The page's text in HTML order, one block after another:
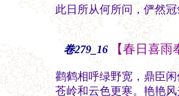
此日所从何所问，俨然
卷279_16 【春日喜
鹳鹤相呼绿野宽，鼎臣
苍岭和云色更寒。艳艳